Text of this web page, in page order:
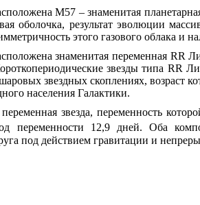
М57 – знаменитая
оболочка, результат эволюции
этого газового облака и
знаменитая переменная RR
звезды типа RR
звездных скоплениях,
населения Галактики.
звезда, переменность
переменности 12,9 дней. Оба
под действием гравитации и